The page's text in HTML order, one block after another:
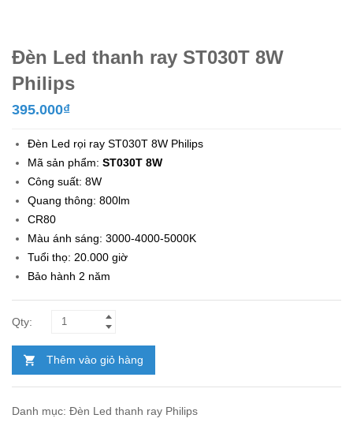
Đèn Led thanh ray ST030T 8W
Philips
395.000₫
Đèn Led rọi ray ST030T 8W Philips
Mã sản phẩm: ST030T 8W
Công suất: 8W
Quang thông: 800lm
CR80
Màu ánh sáng: 3000-4000-5000K
Tuổi thọ: 20.000 giờ
Bảo hành 2 năm
Thêm vào giỏ hàng
Danh mục: Đèn Led thanh ray Philips